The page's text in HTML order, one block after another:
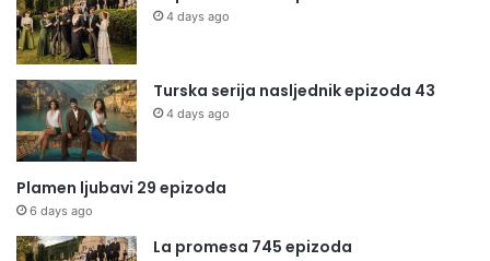
4 days ago
Turska serija nasljednik epizoda 43
4 days ago
Plamen ljubavi 29 epizoda
6 days ago
La promesa 745 epizoda